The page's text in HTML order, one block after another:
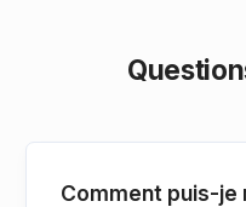
Comment puis-je